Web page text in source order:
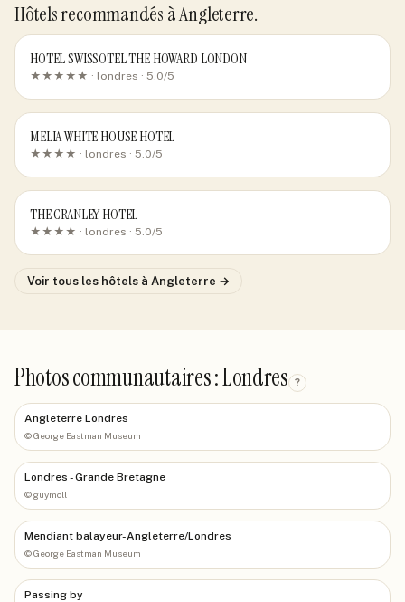
Hôtels recommandés à Angleterre.
HOTEL SWISSOTEL THE HOWARD LONDON
★★★★★ · londres · 5.0/5
MELIA WHITE HOUSE HOTEL
★★★★ · londres · 5.0/5
THE CRANLEY HOTEL
★★★★ · londres · 5.0/5
Voir tous les hôtels à Angleterre →
Photos communautaires : Londres ?
Angleterre Londres
©George Eastman Museum
Londres - Grande Bretagne
©guymoll
Mendiant balayeur-Angleterre/Londres
©George Eastman Museum
Passing by